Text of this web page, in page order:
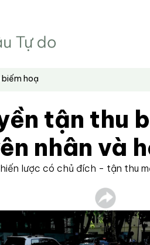
biếm hoạ
tận thu
nhân và
lược có chủ đích - tận thu